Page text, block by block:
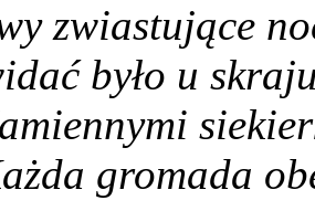
zwiastujące
było u
gromada